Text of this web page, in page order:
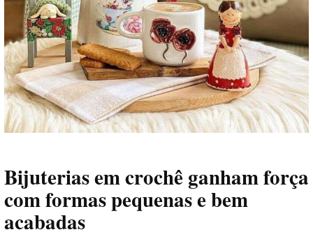
Bijuterias em crochê ganham força
com formas pequenas e bem
acabadas